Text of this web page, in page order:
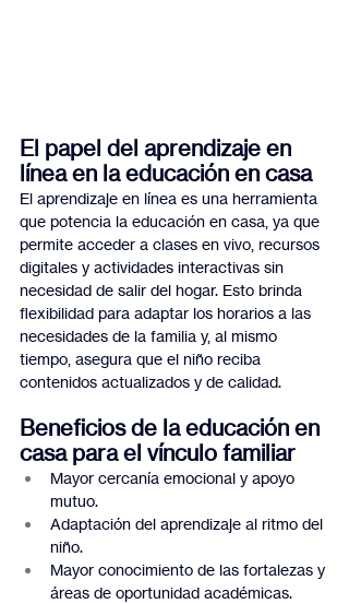
El papel del aprendizaje en
línea en la educación en casa
El aprendizaje en línea es una herramienta
que potencia la educación en casa, ya que
permite acceder a clases en vivo, recursos
digitales y actividades interactivas sin
necesidad de salir del hogar. Esto brinda
flexibilidad para adaptar los horarios a las
necesidades de la familia y, al mismo
tiempo, asegura que el niño reciba
contenidos actualizados y de calidad.
Beneficios de la educación en
casa para el vínculo familiar
Mayor cercanía emocional y apoyo
mutuo.
Adaptación del aprendizaje al ritmo del
niño.
Mayor conocimiento de las fortalezas y
áreas de oportunidad académicas.